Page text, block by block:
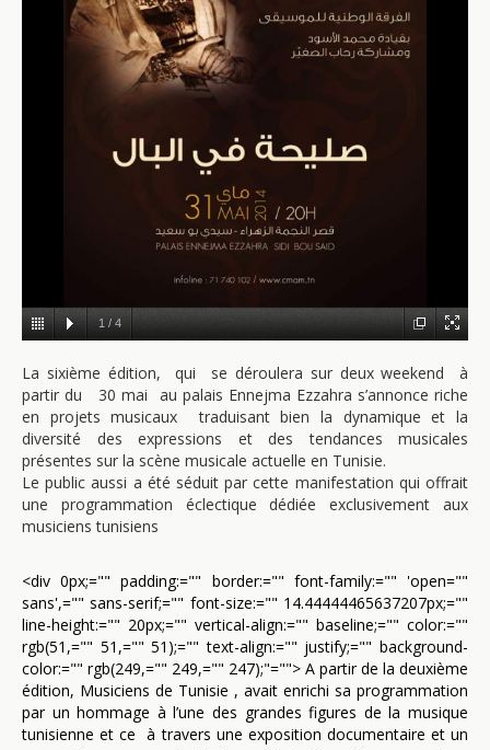
1 / 4
La sixième édition, qui se déroulera sur deux weekend à
partir du 30 mai au palais Ennejma Ezzahra s’annonce riche
en projets musicaux traduisant bien la dynamique et la
diversité des expressions et des tendances musicales
présentes sur la scène musicale actuelle en Tunisie.
Le public aussi a été séduit par cette manifestation qui offrait
une programmation éclectique dédiée exclusivement aux
musiciens tunisiens
<div 0px;="" padding:="" border:="" font-family:="" 'open=""
sans',="" sans-serif;="" font-size:="" 14.44444465637207px;=""
line-height:="" 20px;="" vertical-align:="" baseline;="" color:=""
rgb(51,="" 51,="" 51);="" text-align:="" justify;="" background-
color:="" rgb(249,="" 249,="" 247);"=""> A partir de la deuxième
édition, Musiciens de Tunisie , avait enrichi sa programmation
par un hommage à l’une des grandes figures de la musique
tunisienne et ce à travers une exposition documentaire et un